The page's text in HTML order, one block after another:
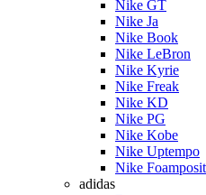
Nike GT
Nike Ja
Nike Book
Nike LeBron
Nike Kyrie
Nike Freak
Nike KD
Nike PG
Nike Kobe
Nike Uptempo
Nike
adidas